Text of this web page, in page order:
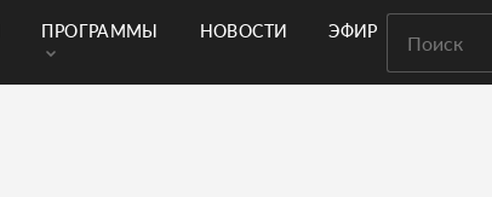
ПРОГРАММЫ НОВОСТИ ЭФИР